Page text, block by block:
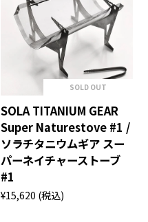
SOLD OUT
SOLA TITANIUM GEAR
Super Naturestove #1 /
ソラチタニウムギア スー
パーネイチャーストーブ
#1
¥15,620 (税込)